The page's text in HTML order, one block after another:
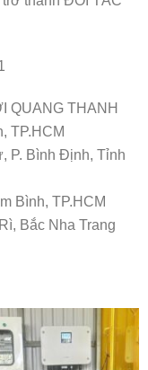
QUANG THANH
TP.HCM
P. Bình Định, Tỉnh
Bình, TP.HCM
Bắc Nha Trang